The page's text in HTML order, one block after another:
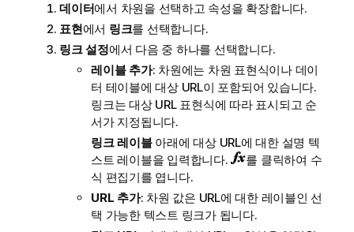
데이터에서 차원을 선택하고 속성을 확장합니다.
표현에서 링크를 선택합니다.
링크 설정에서 다음 중 하나를 선택합니다.
레이블 추가: 차원에는 차원 표현식이나 데이
터 테이블에 대상 URL이 포함되어 있습니다.
링크는 대상 URL 표현식에 따라 표시되고 순
서가 지정됩니다.
링크 레이블아래에 대상 URL에 대한 설명 텍
스트 레이블을 입력합니다.
를 클릭하여 수
식 편집기를 엽니다.
URL 추가: 차원 값은 URL에 대한 레이블인 선
택 가능한 텍스트 링크가 됩니다.